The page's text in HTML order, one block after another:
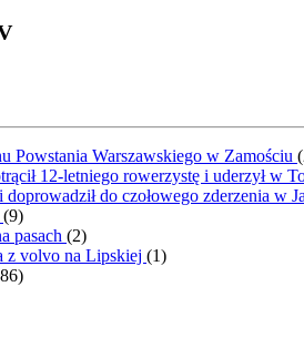
Powstania Warszawskiego w Zamościu (
12-letniego rowerzystę i uderzył w
do czołowego zderzenia w
(9)
pasach (2)
z volvo na Lipskiej (1)
)